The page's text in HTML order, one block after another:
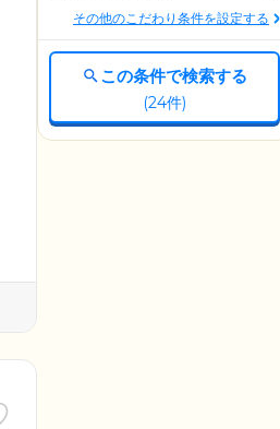
その他のこだわり条件を設定する
この条件で検索する
(24件)